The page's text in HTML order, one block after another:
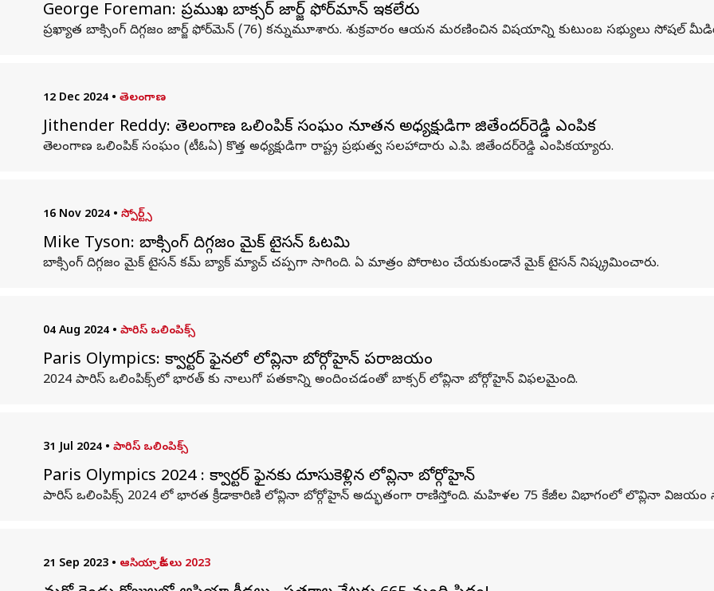
George Foreman: ప్రముఖ బాక్సర్ జార్జ్ ఫోర్‌మాన్ ఇకలేరు
ప్రఖ్యాత బాక్సింగ్ దిగ్గజం జార్జ్ ఫోర్‌మెన్ (76) కన్నుమూశారు. శుక్రవారం ఆయన మరణించిన విషయాన్ని కుటుంబ సభ్యులు సోషల్
12 Dec 2024 • తెలంగాణ
Jithender Reddy: తెలంగాణ ఒలింపిక్‌ సంఘం నూతన అధ్యక్షుడిగా జితేందర్‌రెడ్డి ఎంపిక
తెలంగాణ ఒలింపిక్‌ సంఘం (టీఓఏ) కొత్త అధ్యక్షుడిగా రాష్ట్ర ప్రభుత్వ సలహాదారు ఎ.పి. జితేందర్‌రెడ్డి ఎంపికయ్యారు.
16 Nov 2024 • స్పోర్ట్స్
Mike Tyson: బాక్సింగ్ దిగ్గజం మైక్ టైసన్ ఓటమి
బాక్సింగ్ దిగ్గజం మైక్ టైసన్ కమ్ బ్యాక్ మ్యాచ్ చప్పగా సాగింది. ఏ మాత్రం పోరాటం చేయకుండానే మైక్ టైసన్ నిష్క్రమించారు.
04 Aug 2024 • పారిస్ ఒలింపిక్స్
Paris Olympics: క్వార్టర్‌ ఫైనల్‌లో లోవ్లినా బోర్గోహైన్‌ పరాజయం
2024 పారిస్ ఒలింపిక్స్‌లో భారత్ కు నాలుగో పతకాన్ని అందించడంతో బాక్సర్ లోవ్లినా బోర్గోహైన్ విఫలమైంది.
31 Jul 2024 • పారిస్ ఒలింపిక్స్
Paris Olympics 2024 : క్వార్టర్ ఫైనల్‌కు దూసుకెళ్లిన లోవ్లినా బోర్గోహైన్
పారిస్ ఒలింపిక్స్ 2024 లో భారత క్రీడాకారిణి లోవ్లినా బోర్గోహైన్ అద్భుతంగా రాణిస్తోంది. మహిళల 75 కేజీల విభాగంలో లొవ్లినా విజయం
21 Sep 2023 • ఆసియా క్రీడలు 2023